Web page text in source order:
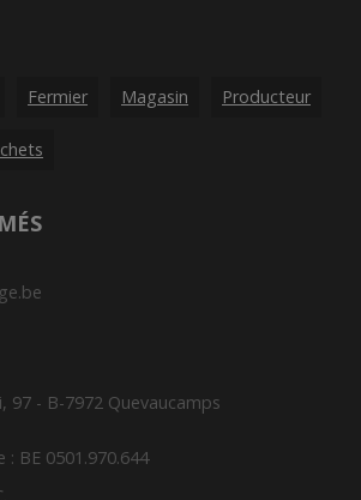
Fermier Magasin Producteur
97 - B-7972 Quevaucamps
BE 0501.970.644